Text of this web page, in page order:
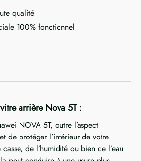
qualité
100% fonctionnel
arrière Nova 5T :
NOVA 5T, outre l’aspect
de protéger l’intérieur de votre
de l’humidité ou bien de l’eau